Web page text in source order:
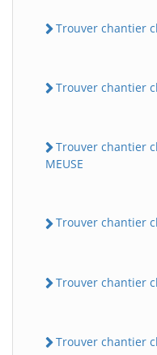
Trouver chantier
Trouver chantier
Trouver chantier
MEUSE
Trouver chantier
Trouver chantier
Trouver chantier